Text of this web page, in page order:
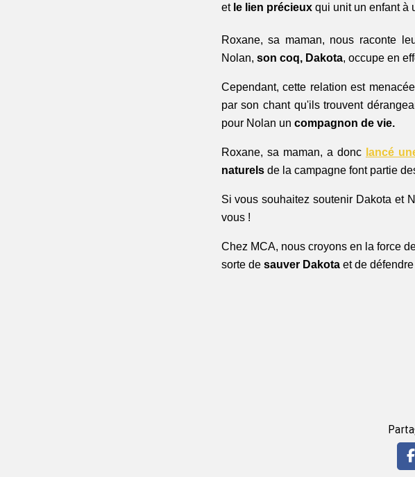
et le lien précieux qui unit un enfant à
Roxane, sa maman, nous raconte
Nolan, son coq, Dakota, occupe en
Cependant, cette relation est
par son chant qu'ils trouvent
pour Nolan un compagnon de vie.
Roxane, sa maman, a donc lancé
naturels de la campagne font partie
Si vous souhaitez soutenir Dakota et
vous !
Chez MCA, nous croyons en la force
sorte de sauver Dakota et de